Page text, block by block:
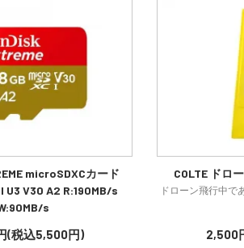
microSDXCカード
U3 V30 A2 R:190MB/s
s
(税込5,500円)
COLTE ドロ
ドローン飛行中で
2,500